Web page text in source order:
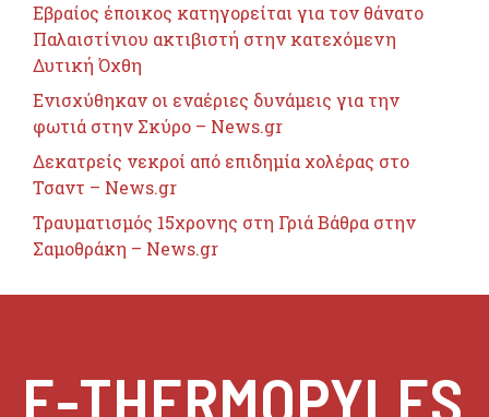
Εβραίος έποικος κατηγορείται για τον θάνατο
Παλαιστίνιου ακτιβιστή στην κατεχόμενη
Δυτική Όχθη
Ενισχύθηκαν οι εναέριες δυνάμεις για την
φωτιά στην Σκύρο – News.gr
Δεκατρείς νεκροί από επιδημία χολέρας στο
Τσαντ – News.gr
Τραυματισμός 15χρονης στη Γριά Βάθρα στην
Σαμοθράκη – News.gr
E-THERMOPYLES